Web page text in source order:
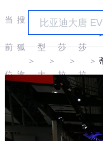
当
前
位
搜
狐
汽
车
＞
车
型
大
＞
玛
莎
拉
＞
玛
莎
拉
蒂
＞